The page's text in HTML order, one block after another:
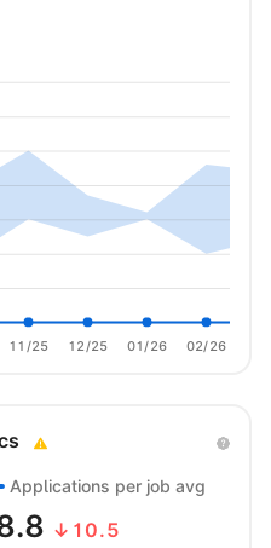
11/25 12/25 01/26 02/26
Applications per job avg
↓10.5